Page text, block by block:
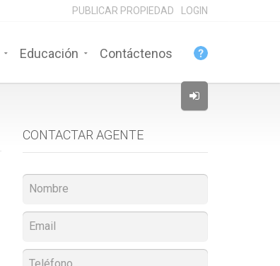
PUBLICAR PROPIEDAD LOGIN
Educación Contáctenos
CONTACTAR AGENTE